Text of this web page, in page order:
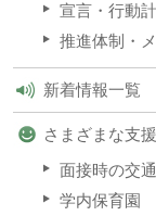
宣言・行動
推進体制・
新着情報一覧
さまざまな支援
面接時の交
学内保育園